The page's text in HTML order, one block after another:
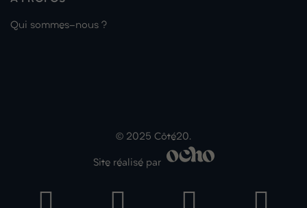
Qui sommes-nous ?
© 2025 Côté20.
Site réalisé par